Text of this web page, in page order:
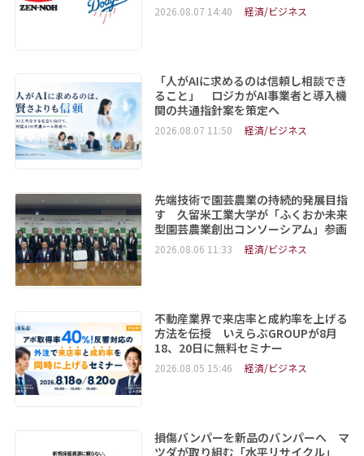
2026.08.07 14:40 経済/ビジネス
「人がAIに求めるのは信頼し相談でき
ること」 ロジカがAI事業者と導入機
関の共通指針案を策定へ
2026.08.07 11:50 経済/ビジネス
先端技術で園芸農業の持続的発展目指
す 久留米工業大学が「ふくおか未来
型園芸農業創出コンソーシアム」参画
2026.08.06 11:33 経済/ビジネス
不動産業界で来店率と成約率を上げる
方法を伝授 いえらぶGROUPが8月
18、20日に無料セミナー
2026.08.05 15:46 経済/ビジネス
損傷バンパーを新品のバンパーへ マ
ツダが取り組む「水平リサイクル」